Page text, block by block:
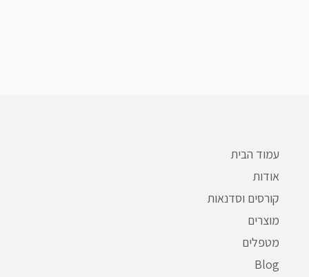
עמוד הבית
אודות
קורסים וסדנאות
מוצרים
מטפלים
Blog